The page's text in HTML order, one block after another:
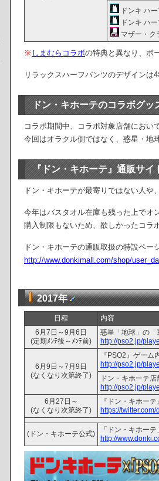
ドンキ ハ
ドンキ ハ
マザー・ク
※ しまむらコラボの特典と異なり、ボ
リラックスハーフパンツのデザインは
ドン・キホーテのコラボグ
コラボ期間中、コラボ対象店舗におい
今回はオラクル側ではなく、惑星・地
『ドン・キホーテ』通販サ
ドン・キホーテが最寄りではない人や
今年はバスタオル在庫も残った上でオ
購入制限もないため、欲しかったコラ
ドン・キホーテの通販取扱の特設ペ
http://www.donkimall.com/shop/
2017年
日程
内容
6月7日～9月6日
(定期ﾒﾝﾃ後～ﾒﾝﾃ前)
惑星「地球」の「
http://pso2.jp/
6月9日～7月9日
(なくなり次第終了)
『PSO2』ゲー
http://pso2.jp/
ドン・キホーテ
http://pso2.jp/
6月27日～
(なくなり次第終了)
『ドン・キホー
https://
(ドン・キホーテ公式)
「ドン・キホー
http://